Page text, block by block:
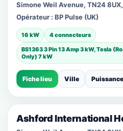
Simone Weil Avenue, TN24
Opérateur : BP Pulse (UK)
16 kW
4 connecteurs
BS1363 3 Pin 13 Amp 3 kW, Tesla
Only) 7 kW
Fiche lieu Ville Puissance
Ashford International